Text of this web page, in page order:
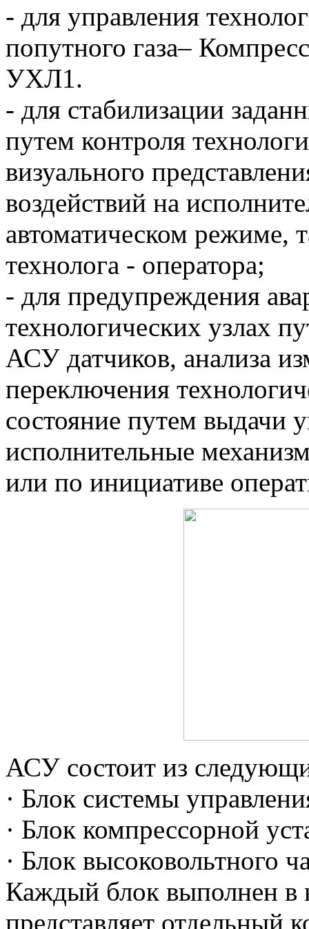
- для управления
попутного газа–
УХЛ1.
- для стабилизации
путем контроля
визуального
воздействий на
автоматическом режиме,
технолога - оператора;
- для предупреждения
технологических узлах
АСУ датчиков, анализа
переключения
состояние путем выдачи
исполнительные
или по инициативе
АСУ состоит из
· Блок системы
· Блок компрессорной
· Блок высоковольтного
Каждый блок выполнен в
представляет отдельный